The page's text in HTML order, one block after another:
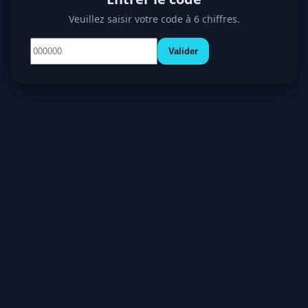
Veuillez saisir votre code à 6 chiffres.
Valider